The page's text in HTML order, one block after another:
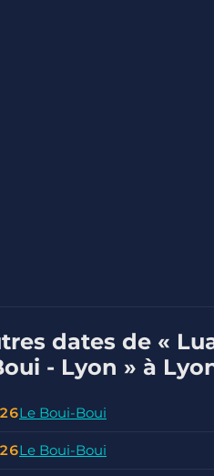
dates de «
- Lyon » à
Le Boui-Boui
Le Boui-Boui